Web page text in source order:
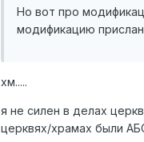
Но вот про
модификацию
хм.....
я не силен в делах
церквях/храмах были